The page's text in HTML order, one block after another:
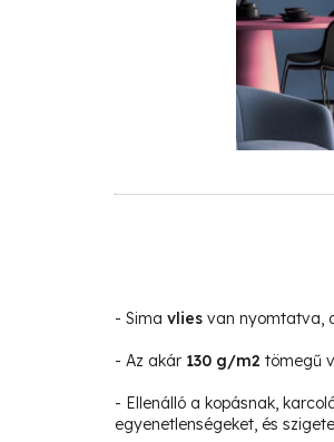
- Sima vlies van nyomtatva,
- Az akár 130 g/m2 tömegű
- Ellenálló a kopásnak,
egyenetlenségeket, és